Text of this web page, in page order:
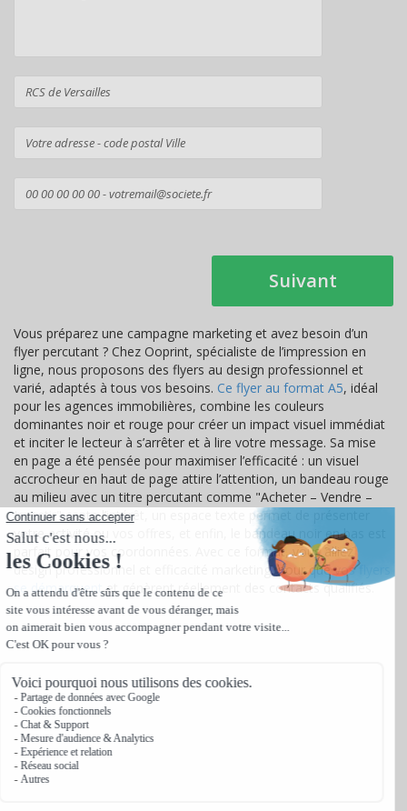
Suivant
Vous préparez une campagne marketing et avez besoin d’un
flyer percutant ? Chez Ooprint, spécialiste de l’impression en
ligne, nous proposons des flyers au design professionnel et
varié, adaptés à tous vos besoins. Ce flyer au format A5, idéal
pour les agences immobilières, combine les couleurs
dominantes noir et rouge pour créer un impact visuel immédiat
et inciter le lecteur à s’arrêter et à lire votre message. Sa mise
en page a été pensée pour maximiser l’efficacité : un visuel
accrocheur en haut de page attire l’attention, un bandeau rouge
au milieu avec un titre percutant comme "Acheter – Vendre –
Investir" capte l’intérêt, un espace texte permet de présenter
votre activité ou vos offres, et enfin, le bandeau noir en bas est
parfait pour vos coordonnées. Avec ce format, vous alliez
design professionnel et efficacité marketing, pour quevos flyers
se démarquentet génèrent réellement des contacts qualifiés.